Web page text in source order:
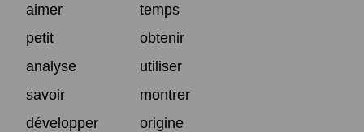
aimer
temps
petit
obtenir
analyse
utiliser
savoir
montrer
développer
origine